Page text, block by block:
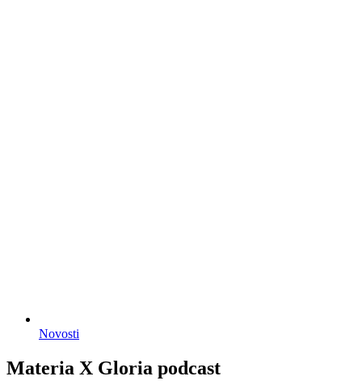
Novosti
Materia X Gloria podcast